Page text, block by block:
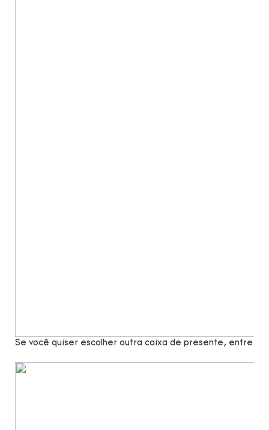
Se você quiser escolher outra caixa de presente, entre